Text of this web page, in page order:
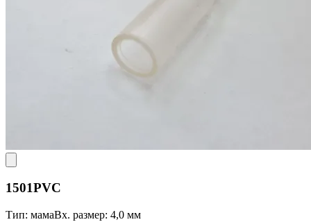
1501PVC
Тип: мамаВх. размер: 4,0 мм